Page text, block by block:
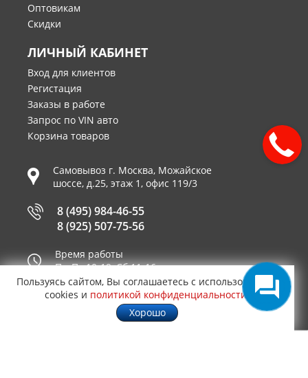
Оптовикам
Скидки
ЛИЧНЫЙ КАБИНЕТ
Вход для клиентов
Регистация
Заказы в работе
Запрос по VIN авто
Корзина товаров
Самовывоз г. Москва, Можайское
шоссе, д.25, этаж 1, офис 119/3
8 (495) 984-46-55
8 (925) 507-75-56
Время работы
Пн-Пт 10-19, Сб 11-16
Принимаем к оплате
Пользуясь сайтом, Вы соглашаетесь с использованием
cookies и политикой конфиденциальности
Хорошо